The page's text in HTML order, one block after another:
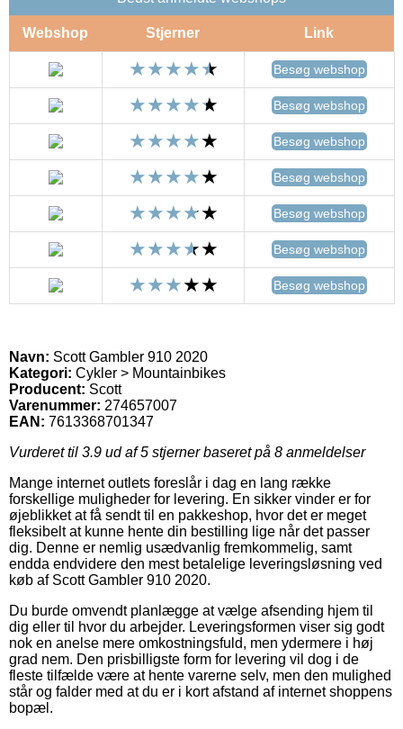
Webshop Stjerner Link
Besøg webshop
Besøg webshop
Besøg webshop
Besøg webshop
Besøg webshop
Besøg webshop
Besøg webshop
Navn: Scott Gambler 910 2020
Kategori: Cykler > Mountainbikes
Producent: Scott
Varenummer: 274657007
EAN: 7613368701347
Vurderet til 3.9 ud af 5 stjerner baseret på 8 anmeldelser
Mange internet outlets foreslår i dag en lang række
forskellige muligheder for levering. En sikker vinder er for
øjeblikket at få sendt til en pakkeshop, hvor det er meget
fleksibelt at kunne hente din bestilling lige når det passer
dig. Denne er nemlig usædvanlig fremkommelig, samt
endda endvidere den mest betalelige leveringsløsning ved
køb af Scott Gambler 910 2020.
Du burde omvendt planlægge at vælge afsending hjem til
dig eller til hvor du arbejder. Leveringsformen viser sig godt
nok en anelse mere omkostningsfuld, men ydermere i høj
grad nem. Den prisbilligste form for levering vil dog i de
fleste tilfælde være at hente varerne selv, men den mulighed
står og falder med at du er i kort afstand af internet shoppens
bopæl.